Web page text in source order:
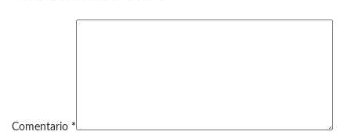
Comentario *